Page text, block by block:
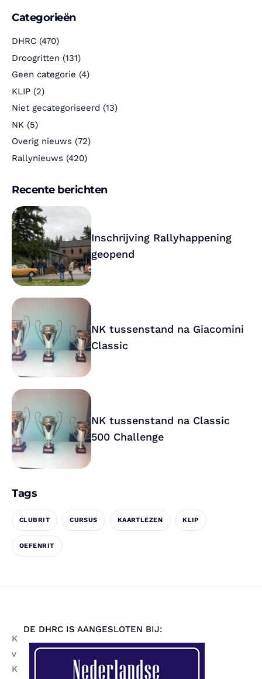
Categorieën
DHRC (470)
Droogritten (131)
Geen categorie (4)
KLIP (2)
Niet gecategoriseerd (13)
NK (5)
Overig nieuws (72)
Rallynieuws (420)
Recente berichten
Inschrijving Rallyhappening
geopend
NK tussenstand na Giacomini
Classic
NK tussenstand na Classic
500 Challenge
Tags
CLUBRIT CURSUS KAARTLEZEN KLIP
OEFENRIT
K
v
K
DE DHRC IS AANGESLOTEN BIJ: